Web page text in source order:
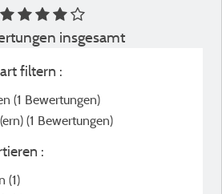
insgesamt
filtern :
(1 Bewertungen)
(1 Bewertungen)
:
(1)